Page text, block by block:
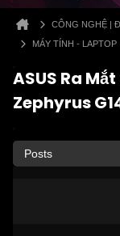
CÔNG NGHỆ |
MÁY TÍNH - LAPTOP
ASUS Ra
Zephyrus